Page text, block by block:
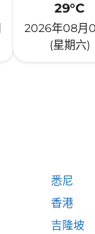
29°C
2026年08月
(星期六)
悉尼
香港
吉隆坡